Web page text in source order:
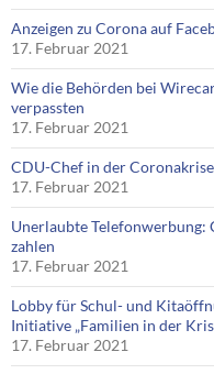
Anzeigen zu Corona auf
17. Februar 2021
Wie die Behörden bei
verpassten
17. Februar 2021
CDU-Chef in der
17. Februar 2021
Unerlaubte Telefonwerbung:
zahlen
17. Februar 2021
Lobby für Schul- und
Initiative „Familien in der
17. Februar 2021